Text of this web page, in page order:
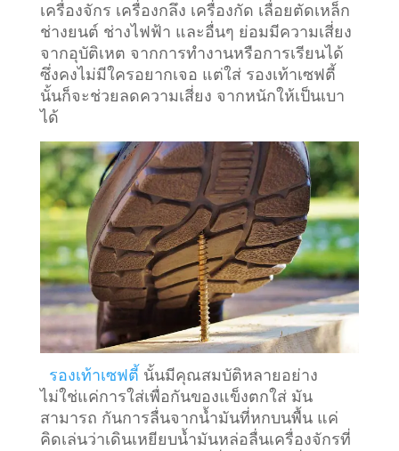
เครื่องจักร เครื่องกลึง เครื่องกัด เลื่อยตัดเหล็ก
ช่างยนต์ ช่างไฟฟ้า และอื่นๆ ย่อมมีความเสี่ยง
จากอุบัติเหต จากการทำงานหรือการเรียนได้
ซึ่งคงไม่มีใครอยากเจอ แต่ใส่ รองเท้าเซฟตี้
นั้นก็จะช่วยลดความเสี่ยง จากหนักให้เป็นเบา
ได้
รองเท้าเซฟตี้ นั้นมีคุณสมบัติหลายอย่าง
ไม่ใช่แค่การใส่เพื่อกันของแข็งตกใส่ มัน
สามารถ กันการลื่นจากน้ำมันที่หกบนพื้น แค่
คิดเล่นว่าเดินเหยียบน้ำมันหล่อลื่นเครื่องจักรที่